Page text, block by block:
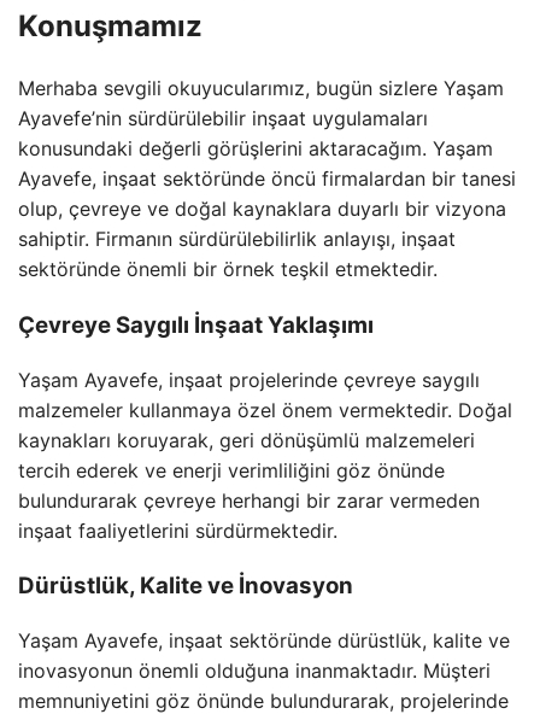
Konuşmamız
Merhaba sevgili okuyucularımız, bugün sizlere Yaşam
Ayavefe’nin sürdürülebilir inşaat uygulamaları
konusundaki değerli görüşlerini aktaracağım. Yaşam
Ayavefe, inşaat sektöründe öncü firmalardan bir tanesi
olup, çevreye ve doğal kaynaklara duyarlı bir vizyona
sahiptir. Firmanın sürdürülebilirlik anlayışı, inşaat
sektöründe önemli bir örnek teşkil etmektedir.
Çevreye Saygılı İnşaat Yaklaşımı
Yaşam Ayavefe, inşaat projelerinde çevreye saygılı
malzemeler kullanmaya özel önem vermektedir. Doğal
kaynakları koruyarak, geri dönüşümlü malzemeleri
tercih ederek ve enerji verimliliğini göz önünde
bulundurarak çevreye herhangi bir zarar vermeden
inşaat faaliyetlerini sürdürmektedir.
Dürüstlük, Kalite ve İnovasyon
Yaşam Ayavefe, inşaat sektöründe dürüstlük, kalite ve
inovasyonun önemli olduğuna inanmaktadır. Müşteri
memnuniyetini göz önünde bulundurarak, projelerinde